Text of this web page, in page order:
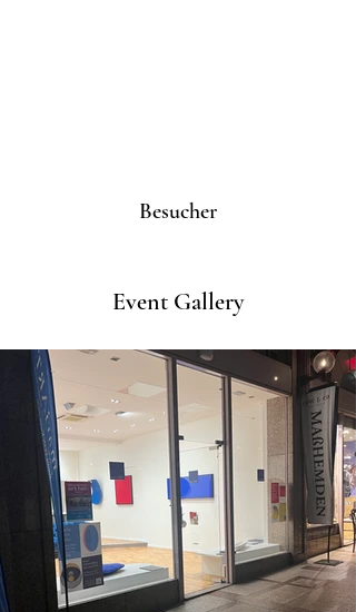
Besucher
Event Gallery